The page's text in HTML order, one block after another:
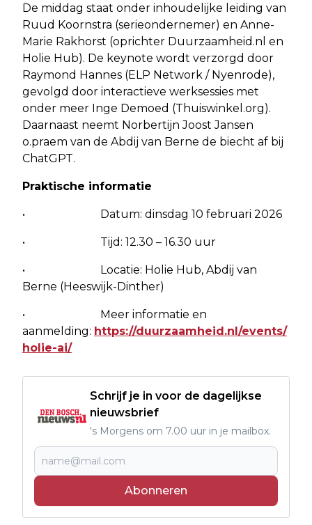
De middag staat onder inhoudelijke leiding van
Ruud Koornstra (serieondernemer) en Anne-
Marie Rakhorst (oprichter Duurzaamheid.nl en
Holie Hub). De keynote wordt verzorgd door
Raymond Hannes (ELP Network / Nyenrode),
gevolgd door interactieve werksessies met
onder meer Inge Demoed (Thuiswinkel.org).
Daarnaast neemt Norbertijn Joost Jansen
o.praem van de Abdij van Berne de biecht af bij
ChatGPT.
Praktische informatie
• Datum: dinsdag 10 februari 2026
• Tijd: 12.30 – 16.30 uur
• Locatie: Holie Hub, Abdij van
Berne (Heeswijk-Dinther)
• Meer informatie en
aanmelding: https://duurzaamheid.nl/events/
holie-ai/
Schrijf je in voor de dagelijkse
nieuwsbrief
's Morgens om 7.00 uur in je mailbox.
Abonneren